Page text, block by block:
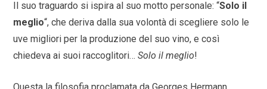
Il suo traguardo si ispira al suo motto personale: “Solo il
meglio“, che deriva dalla sua volontà di scegliere solo le
uve migliori per la produzione del suo vino, e così
chiedeva ai suoi raccoglitori…Solo il meglio!